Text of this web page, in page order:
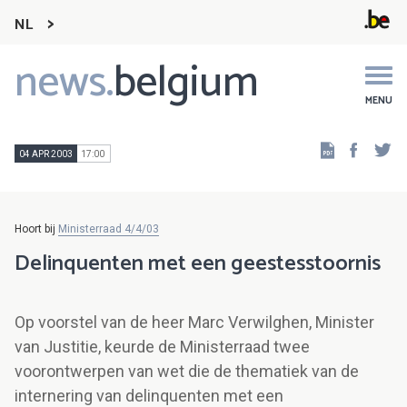
NL
news.belgium MENU
Main
navigation
04 APR 2003 17:00
Hoort bij Ministerraad 4/4/03
Delinquenten met een geestesstoornis
Op voorstel van de heer Marc Verwilghen, Minister
van Justitie, keurde de Ministerraad twee
voorontwerpen van wet die de thematiek van de
internering van delinquenten met een